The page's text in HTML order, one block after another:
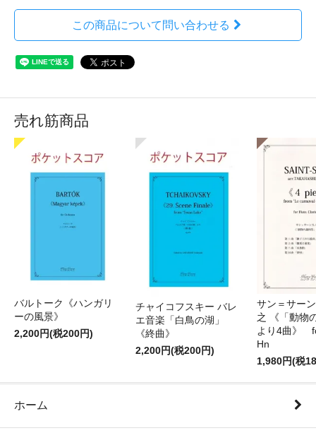
この商品について問い合わせる
売れ筋商品
バルトーク《ハンガリ
ーの風景》
2,200円(税200円)
チャイコフスキー バレ
エ音楽「白鳥の湖」
《終曲》
2,200円(税200円)
サン＝サー
之 《「動物
より4曲》
Hn
1,980円(税
ホーム